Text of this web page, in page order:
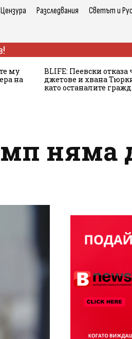
Разследвания Светът и
му
на
BLIFE: Пеевски отказа
джетове и хвана
като останалите
няма